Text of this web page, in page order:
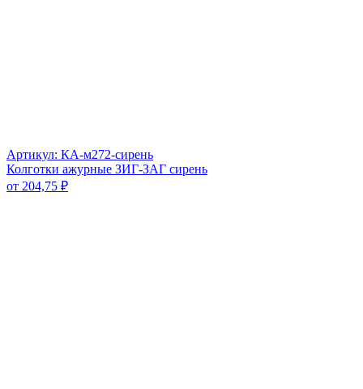
Артикул: КА-м272-сирень
Колготки ажурные ЗИГ-ЗАГ сирень
от 204,75 ₽